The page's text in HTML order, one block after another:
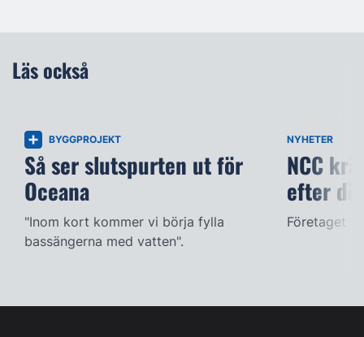
Läs också
BYGGPROJEKT
Så ser slutspurten ut för
Oceana
"Inom kort kommer vi börja fylla
bassängerna med vatten".
NYHETER
NCC
efter
Företaget